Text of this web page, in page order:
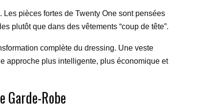
pièces fortes de Twenty One sont pensées
plutôt que dans des vêtements “coup de tête”.
complète du dressing. Une veste
approche plus intelligente, plus économique et
Garde-Robe